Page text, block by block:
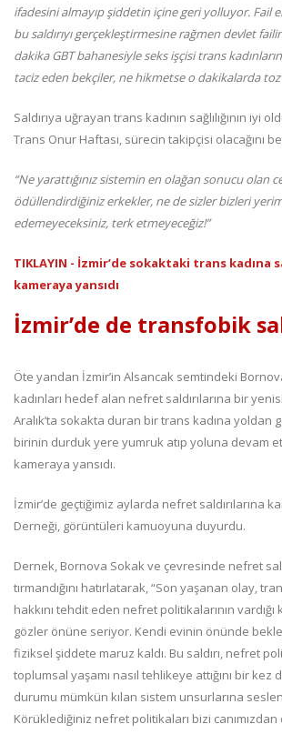
ifadesini almayıp şiddetin içine geri yolluyor. Fail
bu saldırıyı gerçekleştirmesine rağmen devlet failin
dakika GBT bahanesiyle seks işçisi trans
taciz eden bekçiler, ne hikmetse o dakikalarda toz
Saldırıya uğrayan trans kadının sağlılığının iyi
Trans Onur Haftası, sürecin takipçisi olacağını
“Ne yarattığınız sistemin en olağan sonucu olan
ödüllendirdiğiniz erkekler, ne de sizler bizleri
edemeyeceksiniz, terk etmeyeceğiz!”
TIKLAYIN - İzmir’de sokaktaki trans kadına
kameraya yansıdı
İzmir’de de transfobik
Öte yandan İzmir’in Alsancak semtindeki
kadınları hedef alan nefret saldırılarına bir
Aralık’ta sokakta duran bir trans kadına yoldan
birinin durduk yere yumruk atıp yoluna devam
kameraya yansıdı.
İzmir’de geçtiğimiz aylarda nefret saldırılarına
Derneği, görüntüleri kamuoyuna duyurdu.
Dernek, Bornova Sokak ve çevresinde nefret
tırmandığını hatırlatarak, “Son yaşanan olay,
hakkını tehdit eden nefret politikalarının
gözler önüne seriyor. Kendi evinin önünde
fiziksel şiddete maruz kaldı. Bu saldırı, nefret
toplumsal yaşamı nasıl tehlikeye attığını bir kez
durumu mümkün kılan sistem unsurlarına
Körüklediğiniz nefret politikaları bizi canımızdan